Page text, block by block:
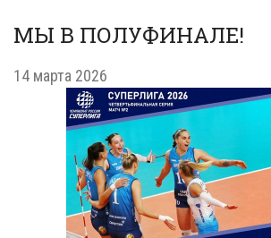
МЫ В ПОЛУФИНАЛЕ!
14 марта 2026